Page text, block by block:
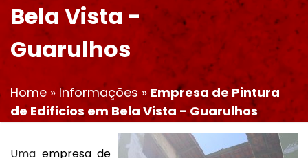
Bela Vista -
Guarulhos
Home » Informações » Empresa de Pintura
de Edificios em Bela Vista - Guarulhos
Uma empresa de